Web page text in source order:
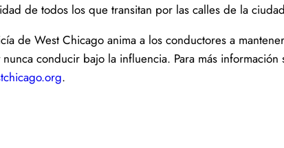
de todos los que transitan por las calles de la
de West Chicago anima a los conductores a
conducir bajo la influencia. Para más información
.